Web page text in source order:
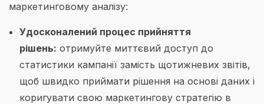
маркетинговому аналізу:
Удосконалений процес прийняття
рішень: отримуйте миттєвий доступ до
статистики кампанії замість щотижневих звітів,
щоб швидко приймати рішення на основі даних і
коригувати свою маркетингову стратегію в